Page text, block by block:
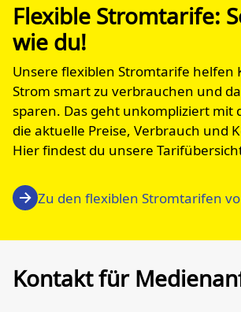
Flexible Stromtarife:
wie du!
Unsere flexiblen Stromtarife helfen
Strom smart zu verbrauchen und
sparen. Das geht unkompliziert mit
die aktuelle Preise, Verbrauch und
Hier findest du unsere
Zu den flexiblen Stromtarifen
Kontakt für